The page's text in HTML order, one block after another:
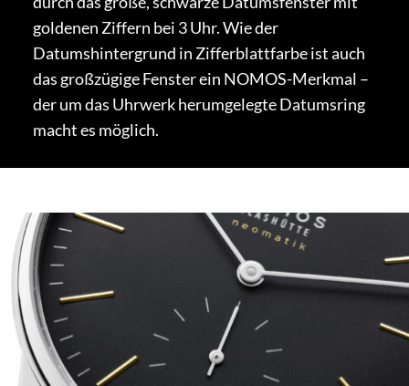
goldenen Ziffern bei 3 Uhr. Wie der
Datumshintergrund in Zifferblattfarbe ist auch
das großzügige Fenster ein NOMOS-Merkmal –
der um das Uhrwerk herumgelegte Datumsring
macht es möglich.